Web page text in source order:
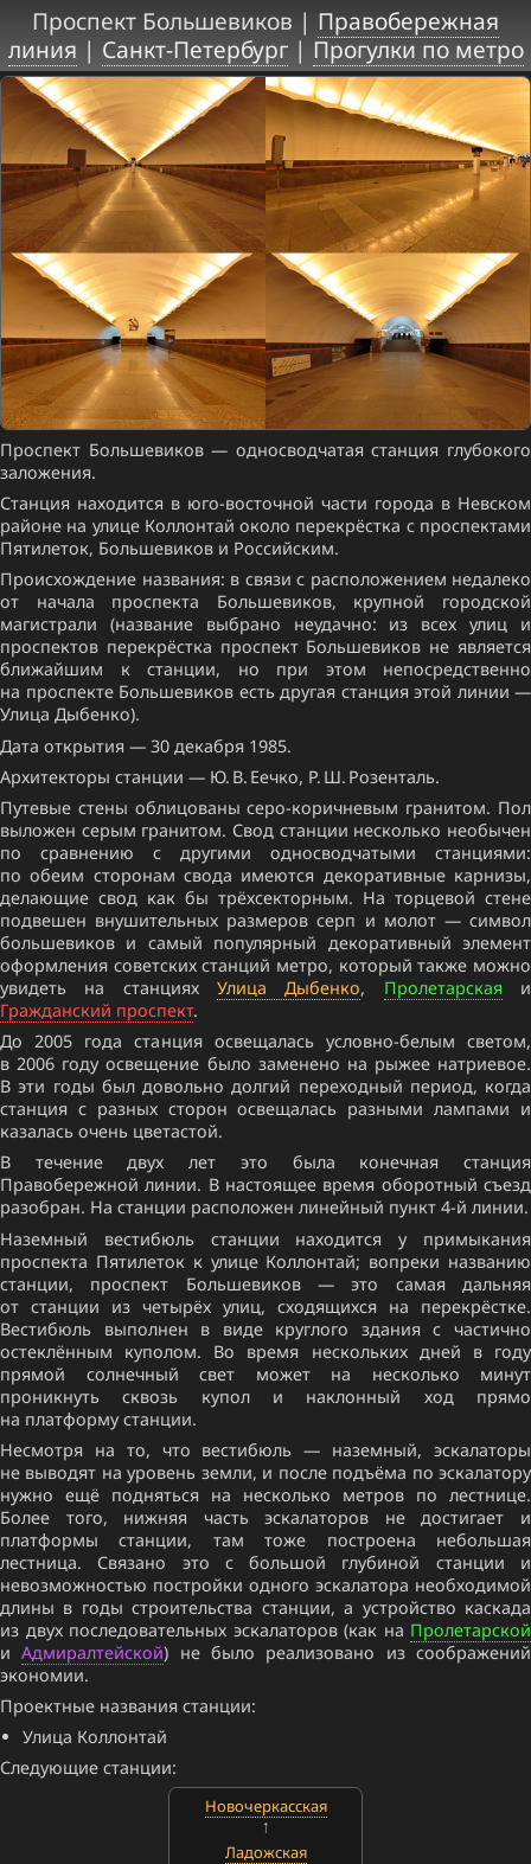
Проспект Большевиков | Правобережная
линия | Санкт-Петербург| Прогулки по метро
Проспект Большевиков — односводчатая станция глубокого
заложения.
Станция находится в юго-восточной части города в Невском
районе на улице Коллонтай около перекрёстка с проспектами
Пятилеток, Большевиков и Российским.
Происхождение названия: в связи с расположением недалеко
от начала проспекта Большевиков, крупной городской
магистрали (название выбрано неудачно: из всех улиц и
проспектов перекрёстка проспект Большевиков не является
ближайшим к станции, но при этом непосредственно
на проспекте Большевиков есть другая станция этой линии —
Улица Дыбенко).
Дата открытия — 30 декабря 1985.
Архитекторы станции — Ю. В. Еечко, Р. Ш. Розенталь.
Путевые стены облицованы серо-коричневым гранитом. Пол
выложен серым гранитом. Свод станции несколько необычен
по сравнению с другими односводчатыми станциями:
по обеим сторонам свода имеются декоративные карнизы,
делающие свод как бы трёхсекторным. На торцевой стене
подвешен внушительных размеров серп и молот — символ
большевиков и самый популярный декоративный элемент
оформления советских станций метро, который также можно
увидеть на станциях Улица Дыбенко, Пролетарская и
Гражданский проспект.
До 2005 года станция освещалась условно-белым светом,
в 2006 году освещение было заменено на рыжее натриевое.
В эти годы был довольно долгий переходный период, когда
станция с разных сторон освещалась разными лампами и
казалась очень цветастой.
В течение двух лет это была конечная станция
Правобережной линии. В настоящее время оборотный съезд
разобран. На станции расположен линейный пункт 4-й линии.
Наземный вестибюль станции находится у примыкания
проспекта Пятилеток к улице Коллонтай; вопреки названию
станции, проспект Большевиков — это самая дальняя
от станции из четырёх улиц, сходящихся на перекрёстке.
Вестибюль выполнен в виде круглого здания с частично
остеклённым куполом. Во время нескольких дней в году
прямой солнечный свет может на несколько минут
проникнуть сквозь купол и наклонный ход прямо
на платформу станции.
Несмотря на то, что вестибюль — наземный, эскалаторы
не выводят на уровень земли, и после подъёма по эскалатору
нужно ещё подняться на несколько метров по лестнице.
Более того, нижняя часть эскалаторов не достигает и
платформы станции, там тоже построена небольшая
лестница. Связано это с большой глубиной станции и
невозможностью постройки одного эскалатора необходимой
длины в годы строительства станции, а устройство каскада
из двух последовательных эскалаторов (как на Пролетарской
иАдмиралтейской) не было реализовано из соображений
экономии.
Проектные названия станции:
Улица Коллонтай
Следующие станции:
Новочеркасская
Ладожская